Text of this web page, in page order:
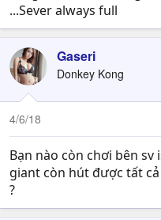
...Sever always full
Gaseri
Donkey Kong
4/6/18
Bạn nào còn chơi bên
giant còn hút được tất
?